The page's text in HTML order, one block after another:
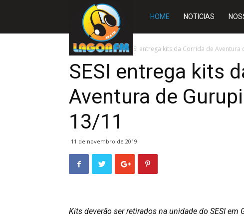
Rádio
Lagoa
FM
HOME NOTICIAS
Início ESPORTE SESI entrega kits da Corrida de
SESI entrega kits
Aventura de
13/11
11 de novembro de 2019
Kits deverão ser retirados na unidade do SESI em